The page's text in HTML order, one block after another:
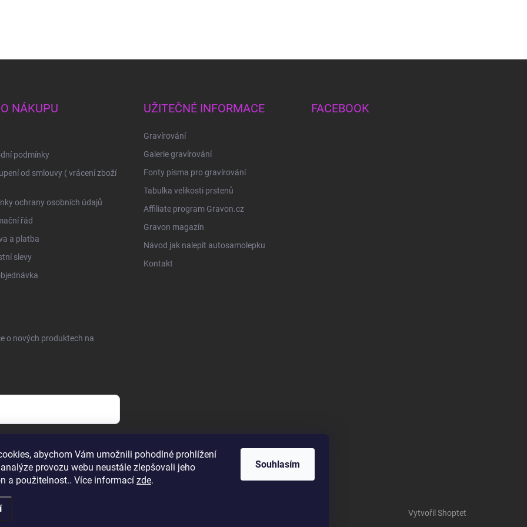
abychom Vám umožnili pohodlné prohlížení
provozu webu neustále zlepšovali jeho
a použitelnost.. Více informací zde.
Souhlasím
NÁKUPU
podmínky
od smlouvy ( vrácení zboží
ochrany osobních údajů
řád
a platba
slevy
UŽITEČNÉ INFORMACE
Gravírování
Galerie gravírování
Fonty písma pro gravírování
Tabulka velikosti prstenů
Affiliate program Gravon.cz
Gravon magazín
Návod jak nalepit autosamolepku
Kontakt
FACEBOOK
o nových produktech na
Vytvořil Shoptet